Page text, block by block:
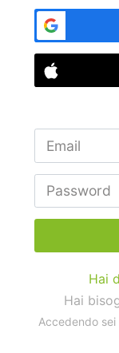
Hai
Hai
Accedendo